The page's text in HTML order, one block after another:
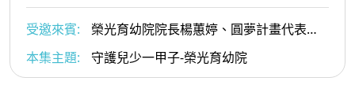
受邀來賓:
榮光育幼院院長楊蕙婷、圓夢計畫代表小
德
本集主題: 守護兒少一甲子-榮光育幼院